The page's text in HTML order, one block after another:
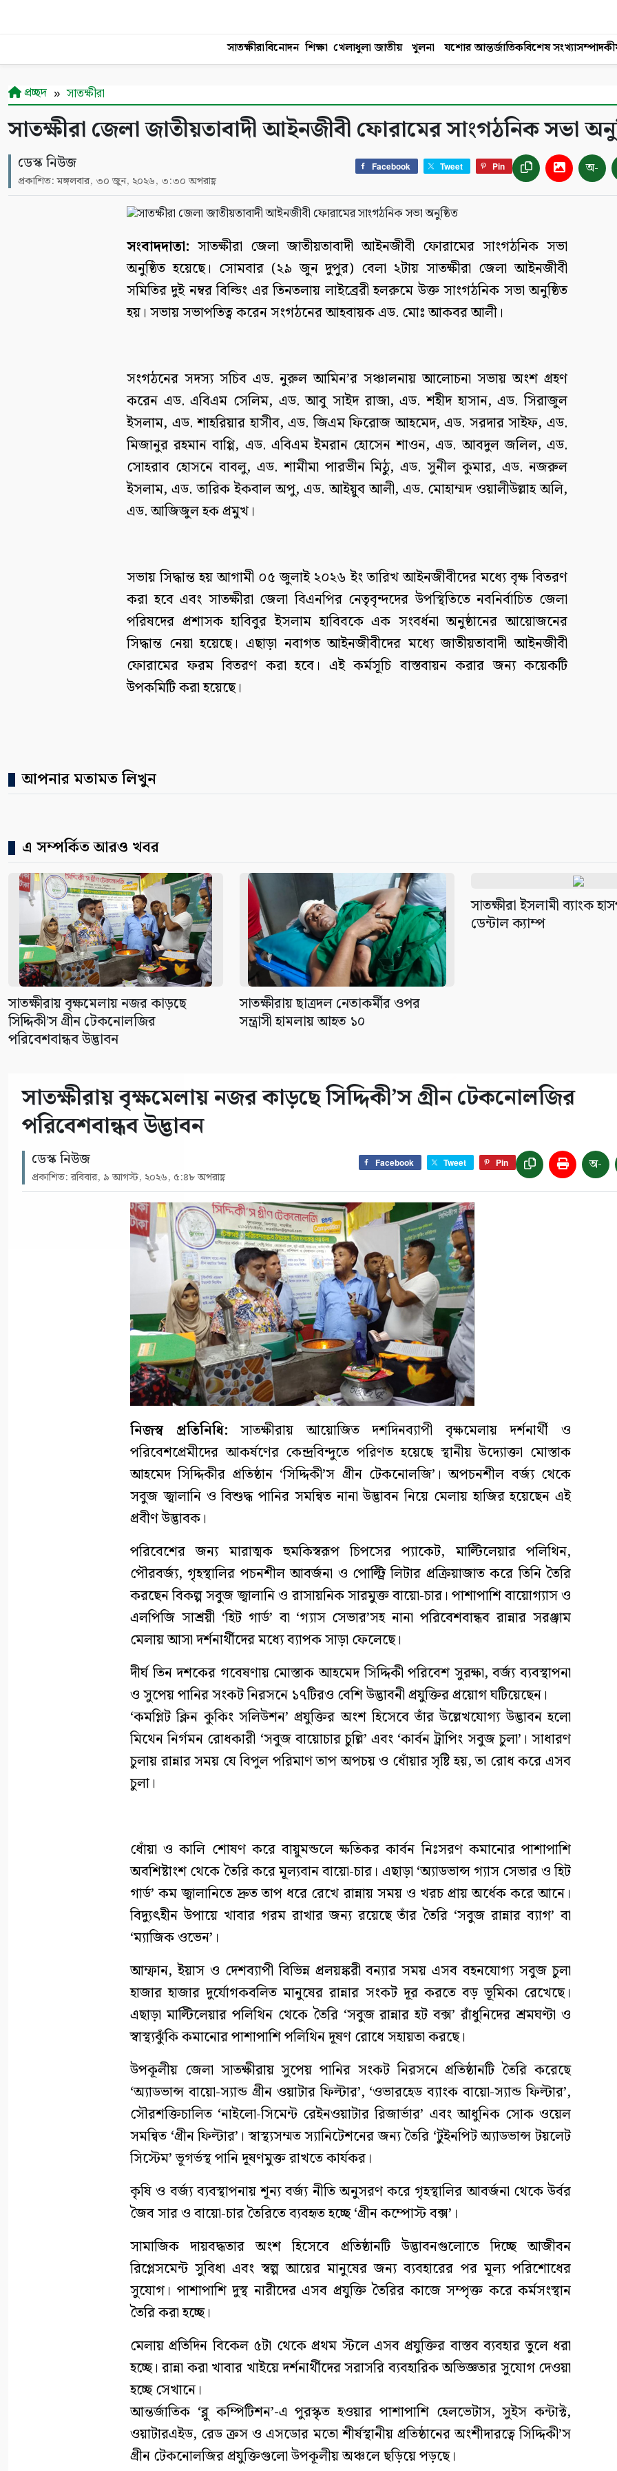
সাতক্ষীরাবিনোদন শিক্ষা খেলাধুলা জাতীয় খুলনা যশোর আন্তর্জাতিকবিশেষ সংখ্যা
প্রচ্ছদ সাতক্ষীরা
সাতক্ষীরা জেলা জাতীয়তাবাদী আইনজীবী ফোরামের সাংগঠনিক সভা
ডেস্ক নিউজ
প্রকাশিত: মঙ্গলবার, ৩০ জুন, ২০২৬, ৩:৩০ অপরাহ্ণ
Facebook Tweet Pin অ-
সংবাদদাতা: সাতক্ষীরা জেলা জাতীয়তাবাদী আইনজীবী ফোরামের সাংগঠনিক সভা
অনুষ্ঠিত হয়েছে। সোমবার (২৯ জুন দুপুর) বেলা ২টায় সাতক্ষীরা জেলা আইনজীবী
সমিতির দুই নম্বর বিল্ডিং এর তিনতলায় লাইব্রেরী হলরুমে উক্ত সাংগঠনিক সভা অনুষ্ঠিত
হয়। সভায় সভাপতিত্ব করেন সংগঠনের আহবায়ক এড. মোঃ আকবর আলী।
সংগঠনের সদস্য সচিব এড. নুরুল আমিন’র সঞ্চালনায় আলোচনা সভায় অংশ গ্রহণ
করেন এড. এবিএম সেলিম, এড. আবু সাইদ রাজা, এড. শহীদ হাসান, এড. সিরাজুল
ইসলাম, এড. শাহরিয়ার হাসীব, এড. জিএম ফিরোজ আহমেদ, এড. সরদার সাইফ, এড.
মিজানুর রহমান বাপ্পি, এড. এবিএম ইমরান হোসেন শাওন, এড. আবদুল জলিল, এড.
সোহরাব হোসনে বাবলু, এড. শামীমা পারভীন মিঠু, এড. সুনীল কুমার, এড. নজরুল
ইসলাম, এড. তারিক ইকবাল অপু, এড. আইয়ুব আলী, এড. মোহাম্মদ ওয়ালীউল্লাহ অলি,
এড. আজিজুল হক প্রমুখ।
সভায় সিদ্ধান্ত হয় আগামী ০৫ জুলাই ২০২৬ ইং তারিখ আইনজীবীদের মধ্যে বৃক্ষ বিতরণ
করা হবে এবং সাতক্ষীরা জেলা বিএনপির নেতৃবৃন্দদের উপস্থিতিতে নবনির্বাচিত জেলা
পরিষদের প্রশাসক হাবিবুর ইসলাম হাবিবকে এক সংবর্ধনা অনুষ্ঠানের আয়োজনের
সিদ্ধান্ত নেয়া হয়েছে। এছাড়া নবাগত আইনজীবীদের মধ্যে জাতীয়তাবাদী আইনজীবী
ফোরামের ফরম বিতরণ করা হবে। এই কর্মসূচি বাস্তবায়ন করার জন্য কয়েকটি
উপকমিটি করা হয়েছে।
আপনার মতামত লিখুন
এ সম্পর্কিত আরও খবর
সাতক্ষীরায় বৃক্ষমেলায় নজর কাড়ছে
সিদ্দিকী’স গ্রীন টেকনোলজির
পরিবেশবান্ধব উদ্ভাবন
সাতক্ষীরায় ছাত্রদল নেতাকর্মীর ওপর
সন্ত্রাসী হামলায় আহত ১০
সাতক্ষীরা ইসলামী ব্যাংক
ডেন্টাল ক্যাম্প
সাতক্ষীরায় বৃক্ষমেলায় নজর কাড়ছে সিদ্দিকী’স গ্রীন টেকনোলজির
পরিবেশবান্ধব উদ্ভাবন
ডেস্ক নিউজ
প্রকাশিত: রবিবার, ৯ আগস্ট, ২০২৬, ৫:৪৮ অপরাহ্ণ
Facebook Tweet Pin অ-
নিজস্ব প্রতিনিধি: সাতক্ষীরায় আয়োজিত দশদিনব্যাপী বৃক্ষমেলায় দর্শনার্থী ও
পরিবেশপ্রেমীদের আকর্ষণের কেন্দ্রবিন্দুতে পরিণত হয়েছে স্থানীয় উদ্যোক্তা মোস্তাক
আহমেদ সিদ্দিকীর প্রতিষ্ঠান ‘সিদ্দিকী’স গ্রীন টেকনোলজি’। অপচনশীল বর্জ্য থেকে
সবুজ জ্বালানি ও বিশুদ্ধ পানির সমন্বিত নানা উদ্ভাবন নিয়ে মেলায় হাজির হয়েছেন এই
প্রবীণ উদ্ভাবক।
পরিবেশের জন্য মারাত্মক হুমকিস্বরূপ চিপসের প্যাকেট, মাল্টিলেয়ার পলিথিন,
পৌরবর্জ্য, গৃহস্থালির পচনশীল আবর্জনা ও পোল্ট্রি লিটার প্রক্রিয়াজাত করে তিনি তৈরি
করছেন বিকল্প সবুজ জ্বালানি ও রাসায়নিক সারমুক্ত বায়ো-চার। পাশাপাশি বায়োগ্যাস ও
এলপিজি সাশ্রয়ী ‘হিট গার্ড’ বা ‘গ্যাস সেভার’সহ নানা পরিবেশবান্ধব রান্নার সরঞ্জাম
মেলায় আসা দর্শনার্থীদের মধ্যে ব্যাপক সাড়া ফেলেছে।
দীর্ঘ তিন দশকের গবেষণায় মোস্তাক আহমেদ সিদ্দিকী পরিবেশ সুরক্ষা, বর্জ্য ব্যবস্থাপনা
ও সুপেয় পানির সংকট নিরসনে ১৭টিরও বেশি উদ্ভাবনী প্রযুক্তির প্রয়োগ ঘটিয়েছেন।
‘কমপ্লিট ক্লিন কুকিং সলিউশন’ প্রযুক্তির অংশ হিসেবে তাঁর উল্লেখযোগ্য উদ্ভাবন হলো
মিথেন নির্গমন রোধকারী ‘সবুজ বায়োচার চুল্লি’ এবং ‘কার্বন ট্রাপিং সবুজ চুলা’। সাধারণ
চুলায় রান্নার সময় যে বিপুল পরিমাণ তাপ অপচয় ও ধোঁয়ার সৃষ্টি হয়, তা রোধ করে এসব
চুলা।
ধোঁয়া ও কালি শোষণ করে বায়ুমন্ডলে ক্ষতিকর কার্বন নিঃসরণ কমানোর পাশাপাশি
অবশিষ্টাংশ থেকে তৈরি করে মূল্যবান বায়ো-চার। এছাড়া ‘অ্যাডভান্স গ্যাস সেভার ও হিট
গার্ড’ কম জ্বালানিতে দ্রুত তাপ ধরে রেখে রান্নায় সময় ও খরচ প্রায় অর্ধেক করে আনে।
বিদ্যুৎহীন উপায়ে খাবার গরম রাখার জন্য রয়েছে তাঁর তৈরি ‘সবুজ রান্নার ব্যাগ’ বা
‘ম্যাজিক ওভেন’।
আম্ফান, ইয়াস ও দেশব্যাপী বিভিন্ন প্রলয়ঙ্করী বন্যার সময় এসব বহনযোগ্য সবুজ চুলা
হাজার হাজার দুর্যোগকবলিত মানুষের রান্নার সংকট দূর করতে বড় ভূমিকা রেখেছে।
এছাড়া মাল্টিলেয়ার পলিথিন থেকে তৈরি ‘সবুজ রান্নার হট বক্স’ রাঁধুনিদের শ্রমঘণ্টা ও
স্বাস্থ্যঝুঁকি কমানোর পাশাপাশি পলিথিন দূষণ রোধে সহায়তা করছে।
উপকূলীয় জেলা সাতক্ষীরায় সুপেয় পানির সংকট নিরসনে প্রতিষ্ঠানটি তৈরি করেছে
‘অ্যাডভান্স বায়ো-স্যান্ড গ্রীন ওয়াটার ফিল্টার’, ‘ওভারহেড ব্যাংক বায়ো-স্যান্ড ফিল্টার’,
সৌরশক্তিচালিত ‘নাইলো-সিমেন্ট রেইনওয়াটার রিজার্ভার’ এবং আধুনিক সোক ওয়েল
সমন্বিত ‘গ্রীন ফিল্টার’। স্বাস্থ্যসম্মত স্যানিটেশনের জন্য তৈরি ‘টুইনপিট অ্যাডভান্স টয়লেট
সিস্টেম’ ভূগর্ভস্থ পানি দূষণমুক্ত রাখতে কার্যকর।
কৃষি ও বর্জ্য ব্যবস্থাপনায় শূন্য বর্জ্য নীতি অনুসরণ করে গৃহস্থালির আবর্জনা থেকে উর্বর
জৈব সার ও বায়ো-চার তৈরিতে ব্যবহৃত হচ্ছে ‘গ্রীন কম্পোস্ট বক্স’।
সামাজিক দায়বদ্ধতার অংশ হিসেবে প্রতিষ্ঠানটি উদ্ভাবনগুলোতে দিচ্ছে আজীবন
রিপ্লেসমেন্ট সুবিধা এবং স্বল্প আয়ের মানুষের জন্য ব্যবহারের পর মূল্য পরিশোধের
সুযোগ। পাশাপাশি দুস্থ নারীদের এসব প্রযুক্তি তৈরির কাজে সম্পৃক্ত করে কর্মসংস্থান
তৈরি করা হচ্ছে।
মেলায় প্রতিদিন বিকেল ৫টা থেকে প্রথম স্টলে এসব প্রযুক্তির বাস্তব ব্যবহার তুলে ধরা
হচ্ছে। রান্না করা খাবার খাইয়ে দর্শনার্থীদের সরাসরি ব্যবহারিক অভিজ্ঞতার সুযোগ দেওয়া
হচ্ছে সেখানে।
আন্তর্জাতিক ‘ব্লু কম্পিটিশন’-এ পুরস্কৃত হওয়ার পাশাপাশি হেলভেটাস, সুইস কন্টাক্ট,
ওয়াটারএইড, রেড ক্রস ও এসডোর মতো শীর্ষস্থানীয় প্রতিষ্ঠানের অংশীদারত্বে সিদ্দিকী’স
গ্রীন টেকনোলজির প্রযুক্তিগুলো উপকূলীয় অঞ্চলে ছড়িয়ে পড়ছে।